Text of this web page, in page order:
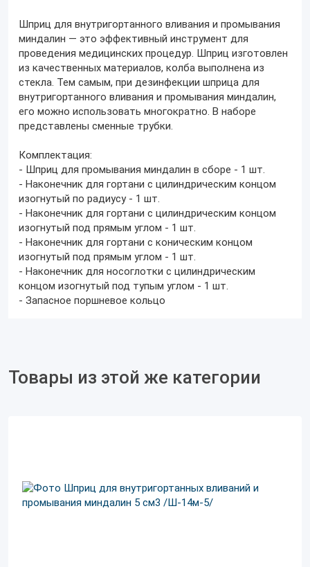
Шприц для внутригортанного вливания и промывания
миндалин — это эффективный инструмент для
проведения медицинских процедур. Шприц изготовлен
из качественных материалов, колба выполнена из
стекла. Тем самым, при дезинфекции шприца для
внутригортанного вливания и промывания миндалин,
его можно использовать многократно. В наборе
представлены сменные трубки.
Комплектация:
- Шприц для промывания миндалин в сборе - 1 шт.
- Наконечник для гортани с цилиндрическим концом
изогнутый по радиусу - 1 шт.
- Наконечник для гортани с цилиндрическим концом
изогнутый под прямым углом - 1 шт.
- Наконечник для гортани с коническим концом
изогнутый под прямым углом - 1 шт.
- Наконечник для носоглотки с цилиндрическим
концом изогнутый под тупым углом - 1 шт.
- Запасное поршневое кольцо
Товары из этой же категории